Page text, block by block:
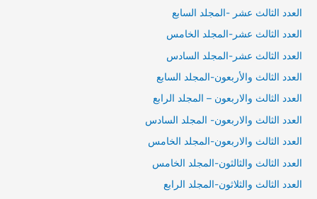
العدد الثالث عشر -المجلد السابع
العدد الثالث عشر-المجلد الخامس
العدد الثالث عشر-المجلد السادس
العدد الثالث والأربعون-المجلد السابع
العدد الثالث والاربعون – المجلد الرابع
العدد الثالث والاربعون- المجلد السادس
العدد الثالث والاربعون-المجلد الخامس
العدد الثالث والثالثون-المجلد الخامس
العدد الثالث والثلاثون-المجلد الرابع